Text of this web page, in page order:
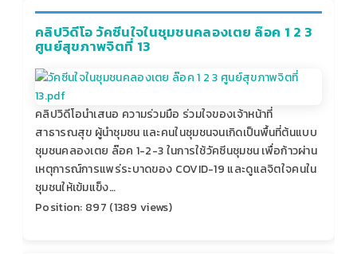
คลิปวิดีโอ วัคซีนใจในชุมชนคลองเตย ล๊อค 1 2 3
ศูนย์สุขภาพจิตที่ 13
คลิปวิดีโอนำเสนอ ความร่วมมือ ร่วมใจของเจ้าหน้าที่
สาธารณสุข ผู้นำชุมชน และคนในชุมชนจนเกิดเป็นพื้นที่ต้นแบบ
ชุมชนคลองเตย ล๊อค 1-2-3 ในการใช้วัคซีนชุมชน เพื่อก้าวผ่าน
เหตุการณ์การแพร่ระบาดของ COVID-19 และดูแลจิตใจคนใน
ชุมชนให้เข้มแข็ง…
Position: 897 (1389 views)